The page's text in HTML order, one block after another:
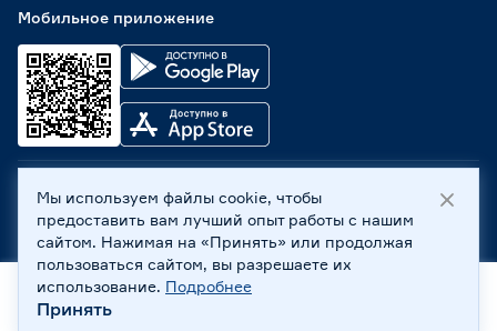
Мобильное приложение
ООО «Бауцентр Рус» 2004 -2026, 236029, г. Калининград,
ул. А.Невского, 205. ИНН 7702596813, КПП 390601001 ©
Все права защищены
Политика обработки персональных данных
Правовая информация
Охрана труда
Главная
Мы используем файлы cookie, чтобы
предоставить вам лучший опыт работы с нашим
сайтом. Нажимая на «Принять» или продолжая
пользоваться сайтом, вы разрешаете их
использование. Подробнее
Принять